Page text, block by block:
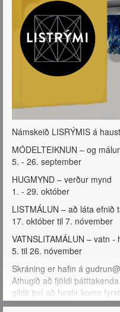
Námskeið LISRÝMIS á
MÓDELTEIKNUN – og
5. - 26. september
HUGMYND – verður mynd
1. - 29. október
LISTMÁLUN – að láta efnið
17. október til 7. nóvember
VATNSLITAMÁLUN – vatn -
5. til 26. nóvember
Skráning er hafin á
Athugið að fjöldi
gildir því að fyrstir koma